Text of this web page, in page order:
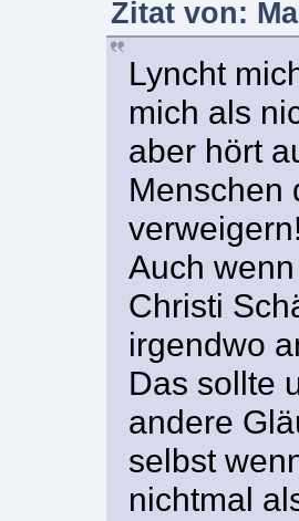
Zitat von:
Lyncht
mich als
aber hört
Menschen
Auch
Christi
irgendwo
Das sollte
andere
selbst
nichtmal